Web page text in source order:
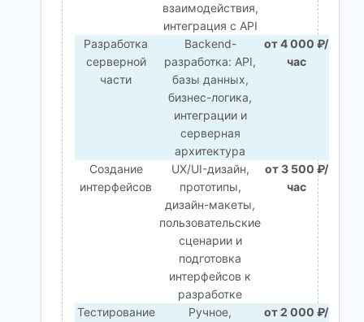
взаимодействия,
интеграция с API
Разработка
серверной
части
Backend-
разработка: API,
базы данных,
бизнес-логика,
интеграции и
серверная
архитектура
от 4 000 ₽/
час
Создание
интерфейсов
UX/UI-дизайн,
прототипы,
дизайн-макеты,
пользовательские
сценарии и
подготовка
интерфейсов к
разработке
от 3 500 ₽/
час
Тестирование
Ручное,
от 2 000 ₽/